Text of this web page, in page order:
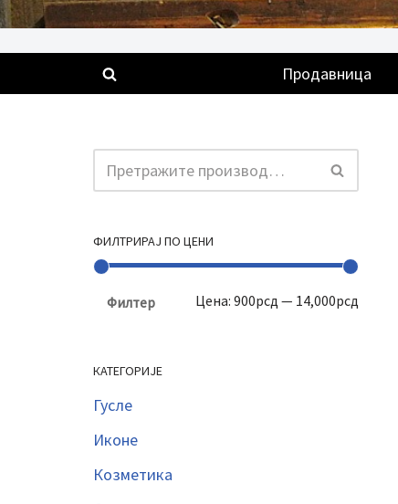
Продавница
ФИЛТРИРАЈ ПО ЦЕНИ
Филтер Цена: 900рсд — 14,000рсд
КАТЕГОРИЈЕ
Гусле
Иконе
Козметика